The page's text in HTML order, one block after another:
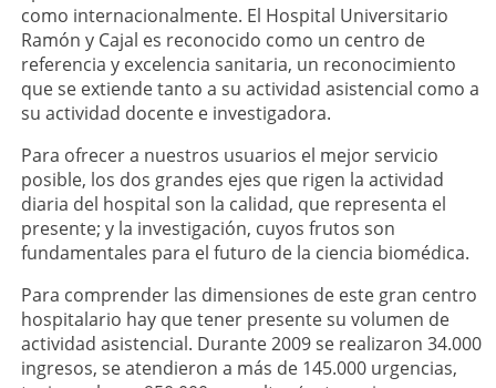
como internacionalmente. El Hospital Universitario
Ramón y Cajal es reconocido como un centro de
referencia y excelencia sanitaria, un reconocimiento
que se extiende tanto a su actividad asistencial como a
su actividad docente e investigadora.
Para ofrecer a nuestros usuarios el mejor servicio
posible, los dos grandes ejes que rigen la actividad
diaria del hospital son la calidad, que representa el
presente; y la investigación, cuyos frutos son
fundamentales para el futuro de la ciencia biomédica.
Para comprender las dimensiones de este gran centro
hospitalario hay que tener presente su volumen de
actividad asistencial. Durante 2009 se realizaron 34.000
ingresos, se atendieron a más de 145.000 urgencias,